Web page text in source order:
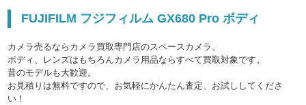
FUJIFILM フジフィルム GX680 Pro ボディ
カメラ売るならカメラ買取専門店のスペースカメラ。
ボディ、レンズはもちろんカメラ用品ならすべて買取対象です。
昔のモデルも大歓迎。
お見積りは無料ですので、お気軽にかんたん査定、お試ししてくださ
い！